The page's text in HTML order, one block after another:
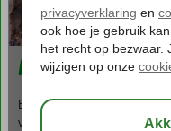
Marrakech
Beleef een betoverende
vol contrasten en